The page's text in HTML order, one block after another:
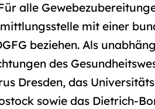
alle
mit einer
beziehen. Als
des
Dresden, das
sowie das Dietrich-